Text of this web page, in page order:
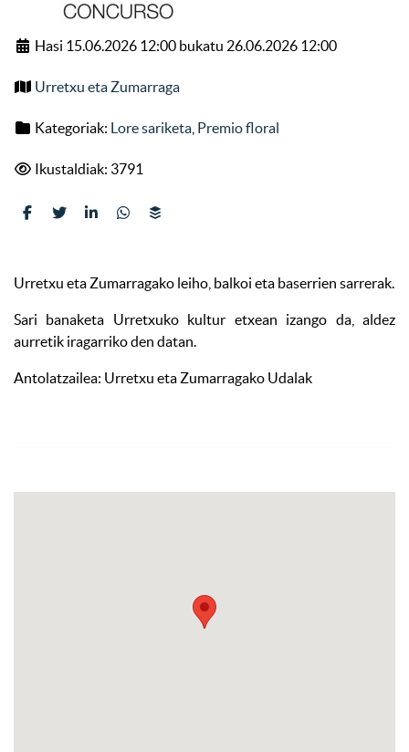
Hasi 15.06.2026 12:00 bukatu 26.06.2026 12:00
Urretxu eta Zumarraga
Kategoriak: Lore sariketa Premio floral
Ikustaldiak: 3791
Urretxu eta Zumarragako leiho, balkoi eta baserrien sarrerak.
Sari banaketa Urretxuko kultur etxean izango da, aldez
aurretik iragarriko den datan.
Antolatzailea: Urretxu eta Zumarragako Udalak